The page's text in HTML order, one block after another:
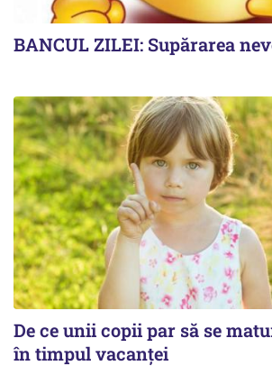
BANCUL ZILEI: Supărarea
De ce unii copii par să se
în timpul vacanței